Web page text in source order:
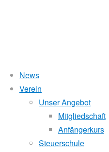
News
Verein
Unser Angebot
Mitgliedschaft
Anfängerkurs
Steuerschule
2020
Wasserstand Donau
Liegt der Wasserstand in
beim Donauhort nicht gerudert.
Pegelstände (DoRIS)